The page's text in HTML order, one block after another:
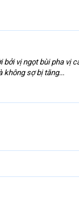
vị ngọt bùi pha
không sợ bị tăng...